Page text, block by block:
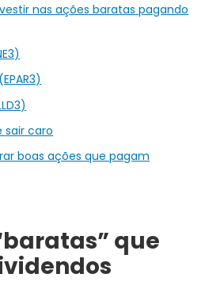
nas ações baratas pagando
sair caro
boas ações que pagam
que